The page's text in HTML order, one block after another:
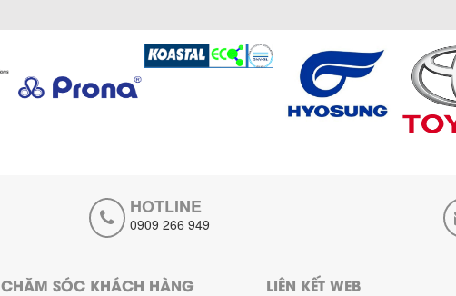
giúp tối ưu chi phí, nâng cao
chất lượng sản xuất. Tìm hiểu
giải pháp từ Công...
KHUẤY SƠN KHÍ NÉN TRONG
an toàn, tiết kiệm, bền bỉ cho
sản xuất sơn công nghiệp...
DUNG MÔI GIÁ RẺ CHO NGÀNH
HÓA CHẤT?
HOTLINE
0909 266 949
CHĂM SÓC KHÁCH HÀNG LIÊN KẾT WEB